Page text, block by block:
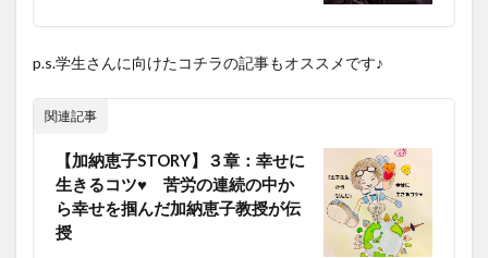
p.s.学生さんに向けたコチラの記事もオススメです♪
関連記事
【加納恵子STORY】３章：幸せに
生きるコツ♥ 苦労の連続の中か
ら幸せを掴んだ加納恵子教授が伝
授